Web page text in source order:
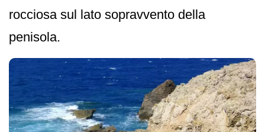
rocciosa sul lato sopravvento della
penisola.